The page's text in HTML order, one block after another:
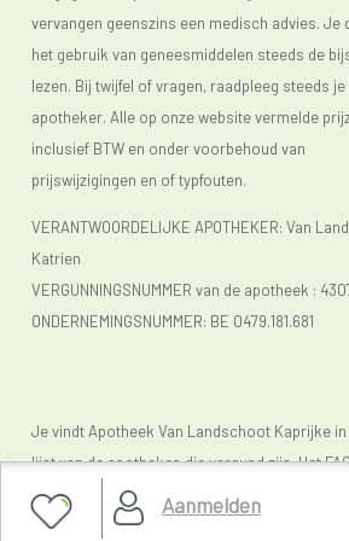
Aanmelden
vervangen geenszins een medisch advies. Je
het gebruik van geneesmiddelen steeds de
lezen. Bij twijfel of vragen, raadpleeg steeds
apotheker. Alle op onze website vermelde
inclusief BTW en onder voorbehoud van
prijswijzigingen en of typfouten.
VERANTWOORDELIJKE APOTHEKER: Van
Katrien
VERGUNNINGSNUMMER van de apotheek :
ONDERNEMINGSNUMMER: BE 0479.181.681
Je vindt Apotheek Van Landschoot Kaprijke in
lijst van de apotheken die vergund zijn. Het
(www.fagg.be)controleert de wettelikheid van
Belgische (online) apotheken.